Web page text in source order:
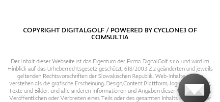
COPYRIGHT DIGITALGOLF / POWERED BYCYCLONE3OF
COMSULTIA
Der Inhalt dieser Webseite ist das Eigentum der Firma DigitalGolf s.r.o. und wird im
Hinblick auf das Urheberrechtsgesetz geschützt. 618/2003 Z.z geänderten und jeweils
geltenden Rechtsvorschriften der Slowakischen Republik. Web-Inhalte sind zu
verstehen als die grafische Erscheinung, Design,Content Plattform, logische Struktur,
Texte und Bilder, und alle anderen Informationen und Angaben dieser Webseite. Das
Veröffentlichen oder Verbreiten eines Teils oder des gesamten Inhalts in irgendeiner